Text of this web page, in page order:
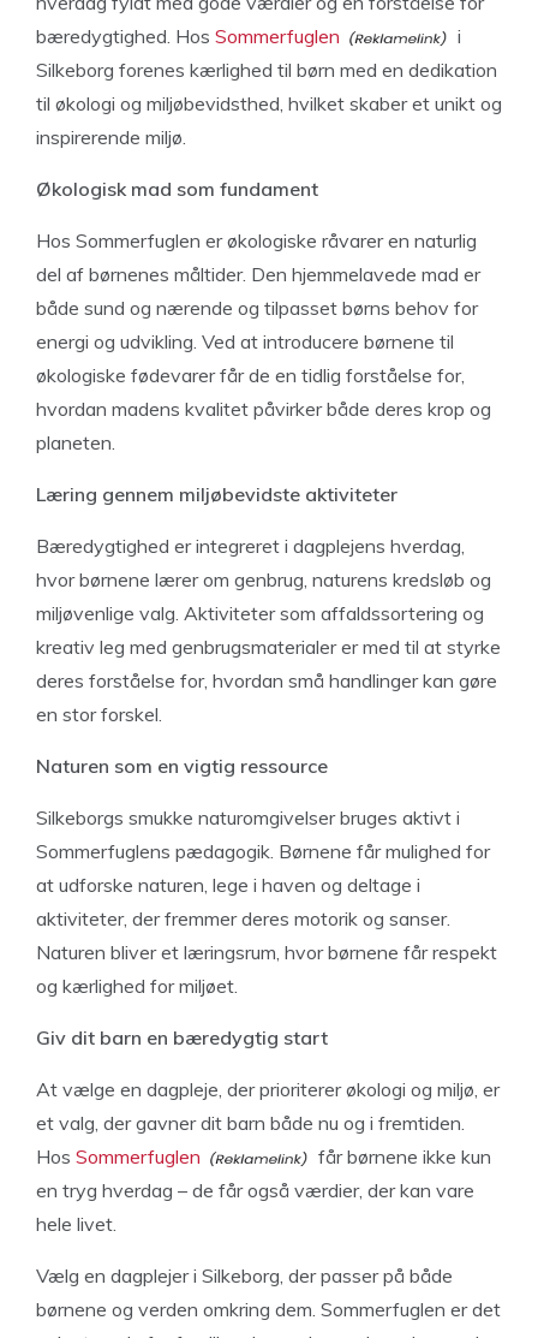
bæredygtighed. Hos Sommerfuglen
i
Silkeborg forenes kærlighed til børn med en dedikation
til økologi og miljøbevidsthed, hvilket skaber et unikt og
inspirerende miljø.
Økologisk mad som fundament
Hos Sommerfuglen er økologiske råvarer en naturlig
del af børnenes måltider. Den hjemmelavede mad er
både sund og nærende og tilpasset børns behov for
energi og udvikling. Ved at introducere børnene til
økologiske fødevarer får de en tidlig forståelse for,
hvordan madens kvalitet påvirker både deres krop og
planeten.
Læring gennem miljøbevidste aktiviteter
Bæredygtighed er integreret i dagplejens hverdag,
hvor børnene lærer om genbrug, naturens kredsløb og
miljøvenlige valg. Aktiviteter som affaldssortering og
kreativ leg med genbrugsmaterialer er med til at styrke
deres forståelse for, hvordan små handlinger kan gøre
en stor forskel.
Naturen som en vigtig ressource
Silkeborgs smukke naturomgivelser bruges aktivt i
Sommerfuglens pædagogik. Børnene får mulighed for
at udforske naturen, lege i haven og deltage i
aktiviteter, der fremmer deres motorik og sanser.
Naturen bliver et læringsrum, hvor børnene får respekt
og kærlighed for miljøet.
Giv dit barn en bæredygtig start
At vælge en dagpleje, der prioriterer økologi og miljø, er
et valg, der gavner dit barn både nu og i fremtiden.
Hos Sommerfuglen
får børnene ikke kun
en tryg hverdag – de får også værdier, der kan vare
hele livet.
Vælg en dagplejer i Silkeborg, der passer på både
børnene og verden omkring dem. Sommerfuglen er det